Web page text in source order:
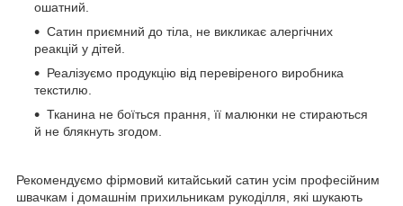
ошатний.
Сатин приємний до тіла, не викликає алергічних
реакцій у дітей.
Реалізуємо продукцію від перевіреного виробника
текстилю.
Тканина не боїться прання, її малюнки не стираються
й не блякнуть згодом.
Рекомендуємо фірмовий китайський сатин усім професійним
швачкам і домашнім прихильникам рукоділля, які шукають